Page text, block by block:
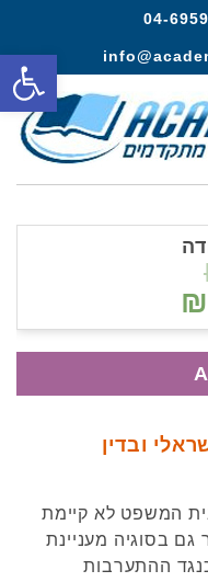
04-
ובדין
המשפט לא קיימת
בסוגיה מעניינת
ההתערבות
פתח